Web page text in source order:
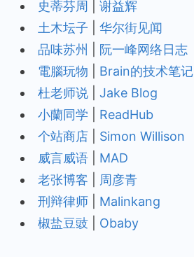
史蒂芬周
谢益辉
土木坛子
华尔街见闻
品味苏州
阮一峰网络日志
電腦玩物
Brain的技术笔记
杜老师说
Jake Blog
小蘭同学
ReadHub
个站商店
Simon Willison
威言威语
MAD
老张博客
周彦青
刑辩律师
Malinkang
椒盐豆豉
Obaby